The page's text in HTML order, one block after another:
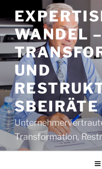
Inhalt
springenWANDEL –
UND
SBEIRÄTE
Transformation,